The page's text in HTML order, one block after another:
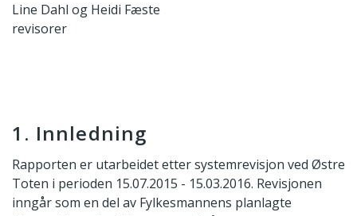
Line Dahl og Heidi Fæste
revisorer
1. Innledning
Rapporten er utarbeidet etter systemrevisjon ved Østre
Toten i perioden 15.07.2015 - 15.03.2016. Revisjonen
inngår som en del av Fylkesmannens planlagte